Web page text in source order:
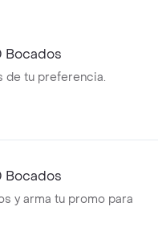
Bocados
de tu preferencia.
Bocados
y arma tu promo para